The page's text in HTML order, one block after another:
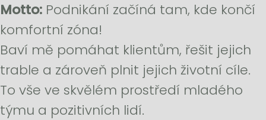
Motto: Podnikání začíná tam, kde končí
komfortní zóna!
Baví mě pomáhat klientům, řešit jejich
trable a zároveň plnit jejich životní cíle.
To vše ve skvělém prostředí mladého
týmu a pozitivních lidí.